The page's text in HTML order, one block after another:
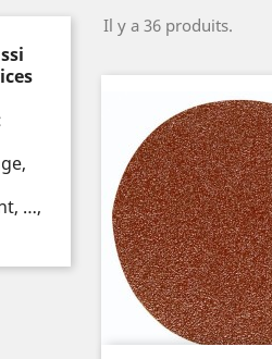
…,
Il y a 36 produits.